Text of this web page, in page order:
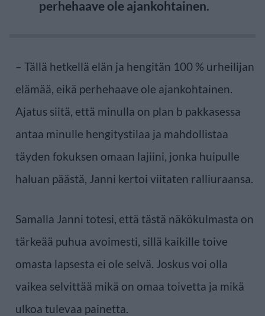
perhehaave ole ajankohtainen.
– Tällä hetkellä elän ja hengitän 100 % urheilijan
elämää, eikä perhehaave ole ajankohtainen.
Ajatus siitä, että minulla on plan b pakkasessa
antaa minulle hengitystilaa ja mahdollistaa
täyden fokuksen omaan lajiini, jonka huipulle
haluan päästä, Janni kertoi viitaten ralliuraansa.
Samalla Janni totesi, että tästä näkökulmasta on
tärkeää puhua avoimesti, sillä kaikille toive
omasta lapsesta ei ole selvä. Joskus voi olla
vaikea selvittää mikä on omaa toivetta ja mikä
ulkoa tulevaa painetta.